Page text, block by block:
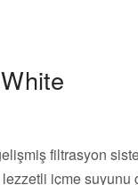
filtrasyon
içme